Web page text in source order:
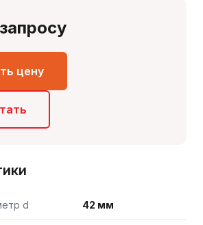
цену
d 42 мм
первый в отрасли ИИ-эксперт по